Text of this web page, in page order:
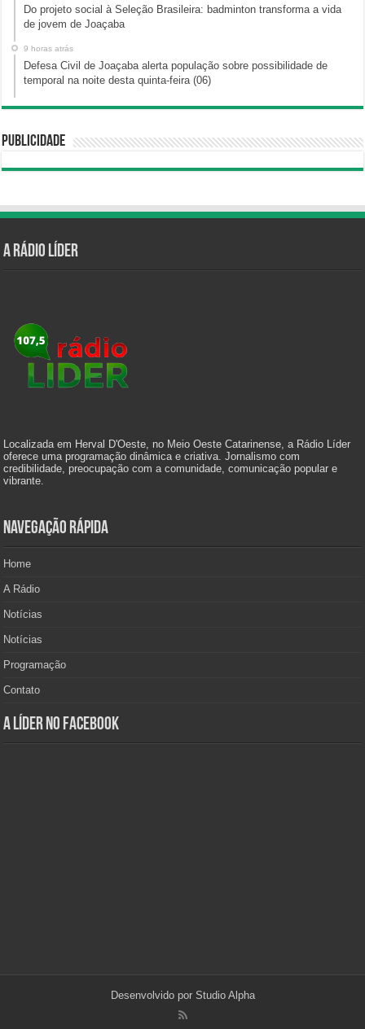
Do projeto social à Seleção Brasileira: badminton transforma a vida
de jovem de Joaçaba
9 horas atrás
Defesa Civil de Joaçaba alerta população sobre possibilidade de
temporal na noite desta quinta-feira (06)
Publicidade
A Rádio Líder
Localizada em Herval D'Oeste, no Meio Oeste Catarinense, a Rádio Líder
oferece uma programação dinâmica e criativa. Jornalismo com
credibilidade, preocupação com a comunidade, comunicação popular e
vibrante.
Navegação Rápida
Home
A Rádio
Notícias
Notícias
Programação
Contato
A Líder no Facebook
Desenvolvido por Studio Alpha